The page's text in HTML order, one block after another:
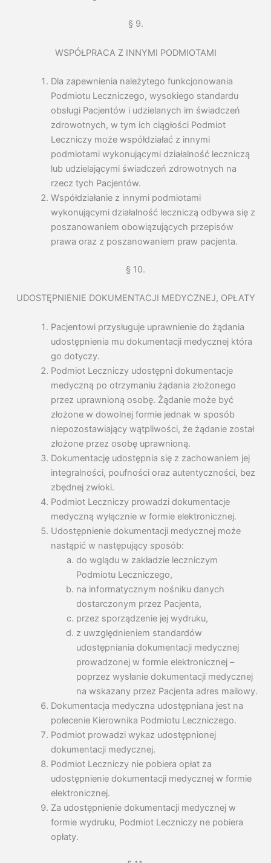
§ 9.
WSPÓŁPRACA Z INNYMI PODMIOTAMI
Dla zapewnienia należytego funkcjonowania
Podmiotu Leczniczego, wysokiego standardu
obsługi Pacjentów i udzielanych im świadczeń
zdrowotnych, w tym ich ciągłości Podmiot
Leczniczy może współdziałać z innymi
podmiotami wykonującymi działalność leczniczą
lub udzielającymi świadczeń zdrowotnych na
rzecz tych Pacjentów.
Współdziałanie z innymi podmiotami
wykonującymi działalność leczniczą odbywa się z
poszanowaniem obowiązujących przepisów
prawa oraz z poszanowaniem praw pacjenta.
§ 10.
UDOSTĘPNIENIE DOKUMENTACJI MEDYCZNEJ, OPŁATY
Pacjentowi przysługuje uprawnienie do żądania
udostępnienia mu dokumentacji medycznej która
go dotyczy.
Podmiot Leczniczy udostępni dokumentacje
medyczną po otrzymaniu żądania złożonego
przez uprawnioną osobę. Żądanie może być
złożone w dowolnej formie jednak w sposób
niepozostawiający wątpliwości, że żądanie został
złożone przez osobę uprawnioną.
Dokumentację udostępnia się z zachowaniem jej
integralności, poufności oraz autentyczności, bez
zbędnej zwłoki.
Podmiot Leczniczy prowadzi dokumentacje
medyczną wyłącznie w formie elektronicznej.
Udostępnienie dokumentacji medycznej może
nastąpić w następujący sposób:
do wglądu w zakładzie leczniczym
Podmiotu Leczniczego,
na informatycznym nośniku danych
dostarczonym przez Pacjenta,
przez sporządzenie jej wydruku,
z uwzględnieniem standardów
udostępniania dokumentacji medycznej
prowadzonej w formie elektronicznej –
poprzez wysłanie dokumentacji medycznej
na wskazany przez Pacjenta adres mailowy.
Dokumentacja medyczna udostępniana jest na
polecenie Kierownika Podmiotu Leczniczego.
Podmiot prowadzi wykaz udostępnionej
dokumentacji medycznej.
Podmiot Leczniczy nie pobiera opłat za
udostępnienie dokumentacji medycznej w formie
elektronicznej.
Za udostępnienie dokumentacji medycznej w
formie wydruku, Podmiot Leczniczy ne pobiera
opłaty.